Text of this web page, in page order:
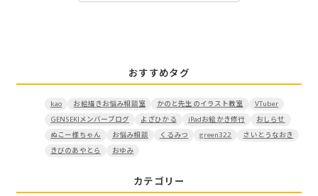
おすすめタグ
kao お絵描きお悩み相談室 かのと先生のイラスト教室
VTuber
GENSEKIメンバーブログ
よざひかる iPadお絵かき修行
おしらせ
ぬこー様ちゃん
お悩み相談 くるみつ green322
さいとうなおき
きびのあやとら
おゆみ
カテゴリー